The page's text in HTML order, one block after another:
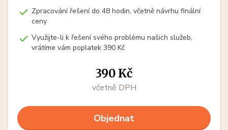
Zpracování řešení do 48 hodin, včetně návrhu finální
ceny
Využijte-li k řešení svého problému našich služeb,
vrátíme vám poplatek 390 Kč
390 Kč
včetně DPH
Objednat